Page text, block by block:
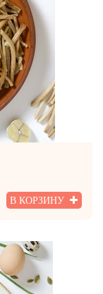
В КОРЗИНУ